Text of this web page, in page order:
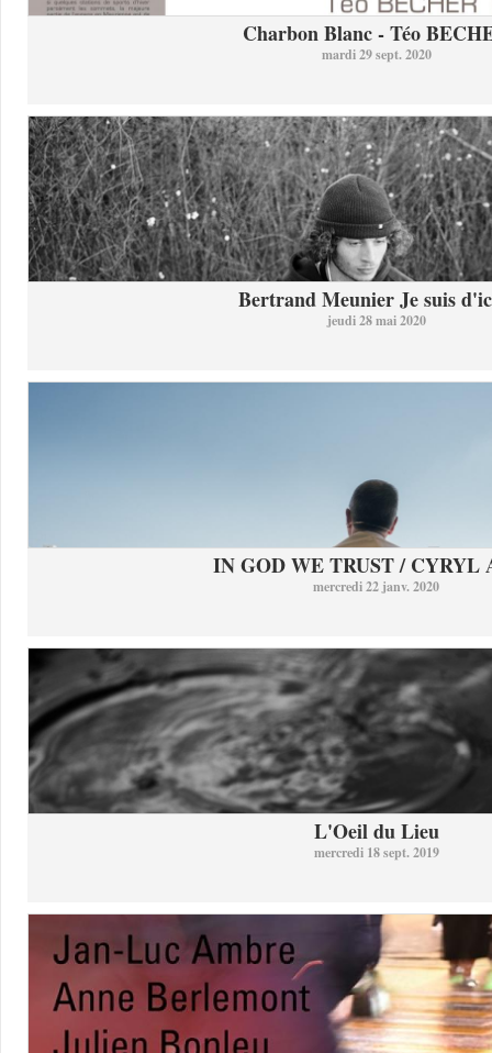
Charbon Blanc - Téo
mardi 29 sept. 2020
Bertrand Meunier Je suis
jeudi 28 mai 2020
IN GOD WE TRUST / CYRYL
mercredi 22 janv. 2020
L'Oeil du Lieu
mercredi 18 sept. 2019